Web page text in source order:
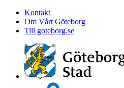
Kontakt
Om Vårt Göteborg
Till goteborg.se